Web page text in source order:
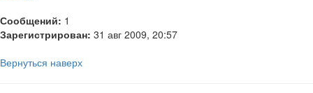
Сообщений: 1
Зарегистрирован: 31 авг 2009, 20:57
Вернуться наверх